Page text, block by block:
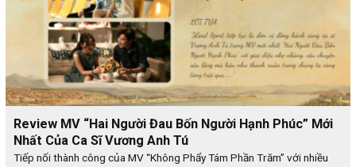
Review MV “Hai Người Đau Bốn Người Hạnh Phúc” Mới
Nhất Của Ca Sĩ Vương Anh Tú
Tiếp nối thành công của MV “Không Phẩy Tám Phần Trăm” với nhiều